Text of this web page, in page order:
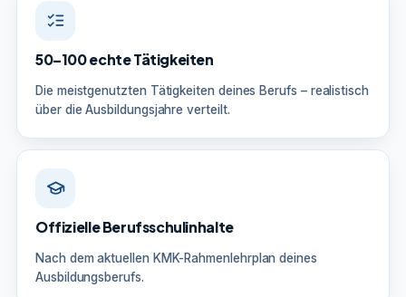
50–100 echte Tätigkeiten
Die meistgenutzten Tätigkeiten deines Berufs – realistisch
über die Ausbildungsjahre verteilt.
Offizielle Berufsschulinhalte
Nach dem aktuellen KMK-Rahmenlehrplan deines
Ausbildungsberufs.